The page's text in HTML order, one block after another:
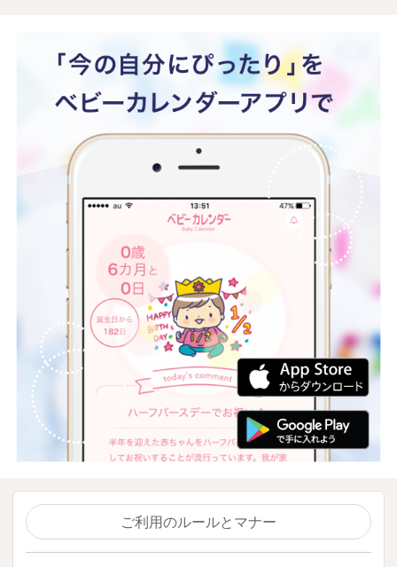
ご利用のルールとマナー